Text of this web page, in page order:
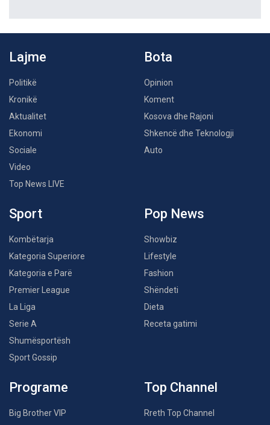
Lajme
Politikë
Kronikë
Aktualitet
Ekonomi
Sociale
Video
Top News LIVE
Bota
Opinion
Koment
Kosova dhe Rajoni
Shkencë dhe Teknologji
Auto
Sport
Kombëtarja
Kategoria Superiore
Kategoria e Parë
Premier League
La Liga
Serie A
Shumësportësh
Sport Gossip
Pop News
Showbiz
Lifestyle
Fashion
Shëndeti
Dieta
Receta gatimi
Programe
Big Brother VIP
Top Channel
Rreth Top Channel